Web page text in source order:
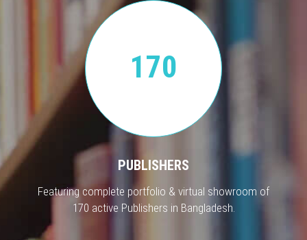
170
PUBLISHERS
Featuring complete portfolio & virtual showroom of
170 active Publishers in Bangladesh.